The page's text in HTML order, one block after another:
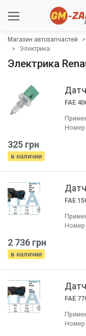
Магазин автозапчастей
Электрика
Электрика
FAE
Номер
325 грн
в наличии
FAE
Номер
2 736 грн
в наличии
FAE
Номер